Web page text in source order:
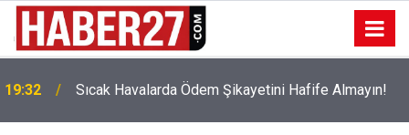
19:32 Sıcak Havalarda Ödem Şikayetini Hafife Almayın!